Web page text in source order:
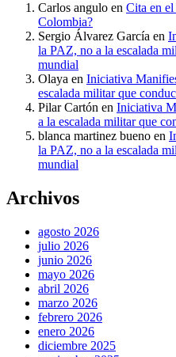
Carlos angulo en Cita en
Colombia?
Sergio Álvarez García en
la PAZ, no a la escalada
mundial
Olaya en Iniciativa
escalada militar que
Pilar Cartón en Iniciativa
a la escalada militar que
blanca martinez bueno en
la PAZ, no a la escalada
mundial
Archivos
agosto 2026
julio 2026
junio 2026
mayo 2026
abril 2026
marzo 2026
febrero 2026
enero 2026
diciembre 2025